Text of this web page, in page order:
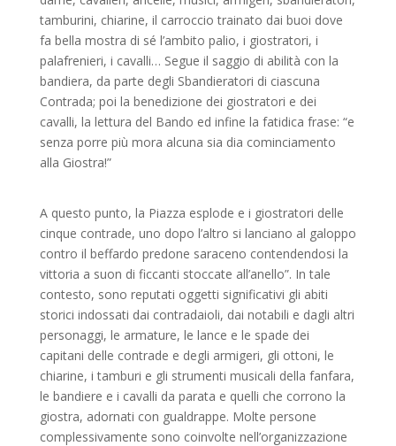
tamburini, chiarine, il carroccio trainato dai buoi dove
fa bella mostra di sé l’ambito palio, i giostratori, i
palafrenieri, i cavalli… Segue il saggio di abilità con la
bandiera, da parte degli Sbandieratori di ciascuna
Contrada; poi la benedizione dei giostratori e dei
cavalli, la lettura del Bando ed infine la fatidica frase: “e
senza porre più mora alcuna sia dia cominciamento
alla Giostra!”
A questo punto, la Piazza esplode e i giostratori delle
cinque contrade, uno dopo l’altro si lanciano al galoppo
contro il beffardo predone saraceno contendendosi la
vittoria a suon di ficcanti stoccate all’anello”. In tale
contesto, sono reputati oggetti significativi gli abiti
storici indossati dai contradaioli, dai notabili e dagli altri
personaggi, le armature, le lance e le spade dei
capitani delle contrade e degli armigeri, gli ottoni, le
chiarine, i tamburi e gli strumenti musicali della fanfara,
le bandiere e i cavalli da parata e quelli che corrono la
giostra, adornati con gualdrappe. Molte persone
complessivamente sono coinvolte nell’organizzazione